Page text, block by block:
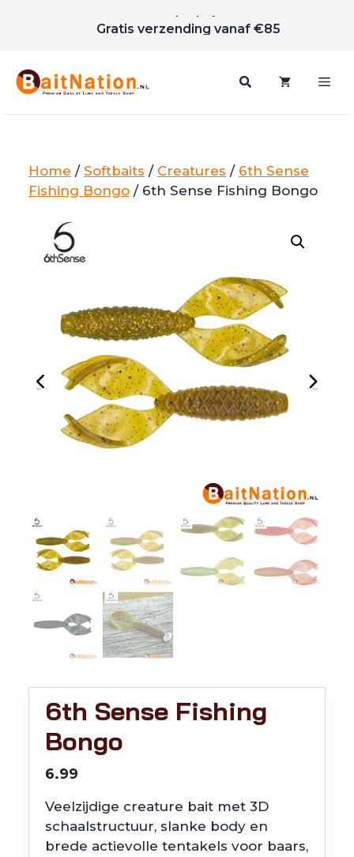
inhoud
Gratis verzending vanaf €85
Home / Softbaits / Creatures / 6th Sense
Fishing Bongo / 6th Sense Fishing Bongo
6th Sense Fishing
Bongo
6.99
Veelzijdige creature bait met 3D
schaalstructuur, slanke body en
brede actievolle tentakels voor baars,